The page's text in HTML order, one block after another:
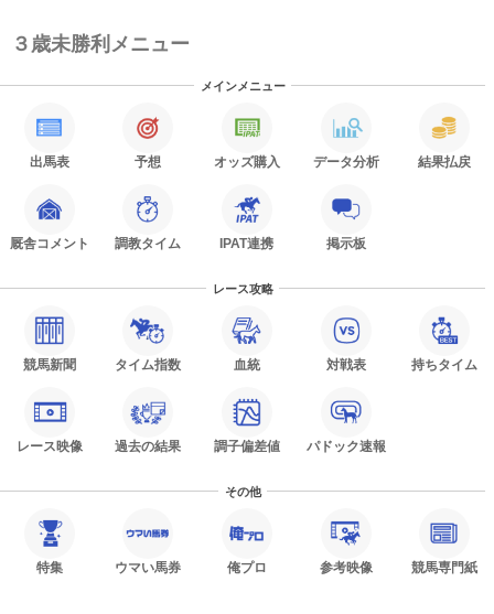
３歳未勝利メニュー
メインメニュー
出馬表 予想 オッズ購入 データ分析 結果払戻
厩舎コメント 調教タイム IPAT連携 掲示板
レース攻略
競馬新聞 タイム指数 血統 対戦表 持ちタイム
レース映像 過去の結果 調子偏差値 パドック速報
その他
特集 ウマい馬券 俺プロ 参考映像 競馬専門紙